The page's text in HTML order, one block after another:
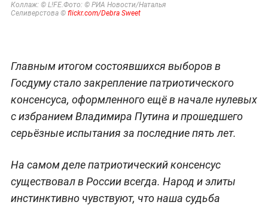
Коллаж: © L!FE.Фото: © РИА Новости/Наталья
Селиверстова ©flickr.com/Debra Sweet
Главным итогом состоявшихся выборов в
Госдуму стало закрепление патриотического
консенсуса, оформленного ещё в начале нулевых
с избранием Владимира Путина и прошедшего
серьёзные испытания за последние пять лет.
На самом деле патриотический консенсус
существовал в России всегда. Народ и элиты
инстинктивно чувствуют, что наша судьба